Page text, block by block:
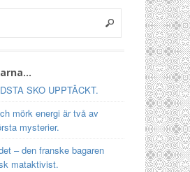
SKO UPPTÄCKT.
mörk energi är två av
mysterier.
– den franske bagaren
mataktivist.